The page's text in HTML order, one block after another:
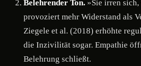
Belehrender Ton. »Sie irren
provoziert mehr Widerstand als
Ziegele et al. (2018) erhöhte
die Inzivilität sogar. Empathie
Belehrung schließt.